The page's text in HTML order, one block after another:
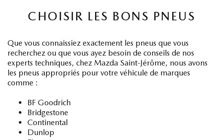
CHOISIR LES BONS PNEUS
Que vous connaissiez exactement les pneus que vous
recherchez ou que vous ayez besoin de conseils de nos
experts techniques, chez Mazda Saint-Jérôme, nous avons
les pneus appropriés pour votre véhicule de marques
comme :
BF Goodrich
Bridgestone
Continental
Dunlop